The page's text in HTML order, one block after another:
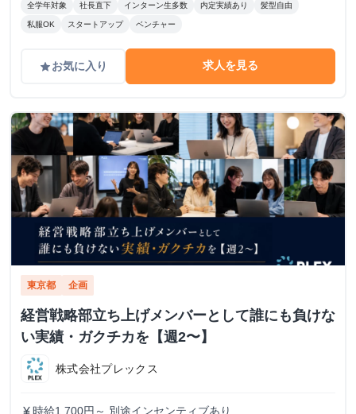
全学年対象 社長直下 インターン生多数 内定実績あり 髪型自由
私服OK スタートアップ ベンチャー
gradeお気に入り 求人を見る
東京都 企画
経営戦略部立ち上げメンバーとして誰にも負けな
い実績・ガクチカを【週2〜】
株式会社プレックス
currency_yen 時給1,700円～ 別途インセンティブあり